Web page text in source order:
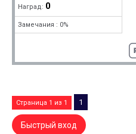
Наград: 0
Замечания : 0%
Страница 1 из 1 1